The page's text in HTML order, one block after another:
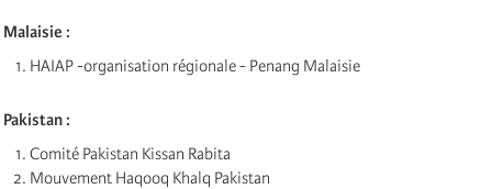
Malaisie :
HAIAP -organisation régionale - Penang Malaisie
Pakistan :
Comité Pakistan Kissan Rabita
Mouvement Haqooq Khalq Pakistan